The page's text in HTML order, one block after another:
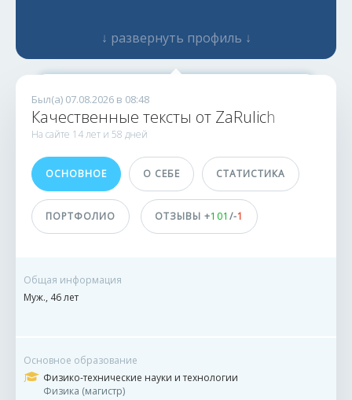
↓ развернуть профиль ↓
ИСПОЛНИТЕЛИ
374 454
10015 заказов
5 сделок
Качественные тексты от ZaRulich
На сайте 14 лет и 58 дней
Был(а) 07.08.2026 в 08:48
ОСНОВНОЕ О СЕБЕ СТАТИСТИКА
ПОРТФОЛИО ОТЗЫВЫ +101 /-1
Общая информация
Муж., 46 лет
Основное образование
Физико-технические науки и технологии
Физика (магистр)